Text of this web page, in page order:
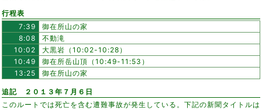
行程表
7:39
御在所山の家
8:08
不動滝
10:02
大黒岩（10:02-10:28）
10:49
御在所岳山頂（10:49-11:53）
13:25
御在所山の家
追記 ２０１３年７月６日
このルートでは死亡を含む遭難事故が発生している。下記の新聞タイトルは